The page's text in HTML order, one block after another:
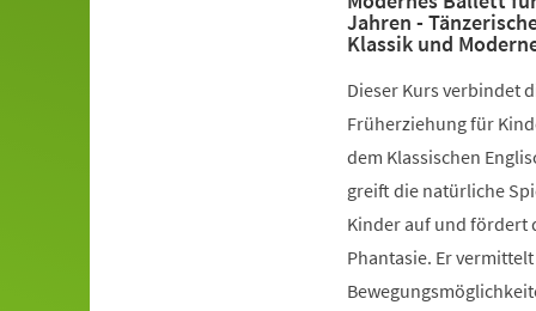
Jahren -
Klassik und
Dieser Kurs verbindet
Früherziehung für
dem Klassischen
greift die natürliche
Kinder auf und fördert
Phantasie. Er